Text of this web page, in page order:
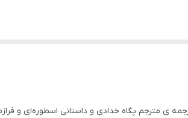
مترجم پگاه خدادی و داستانی اسطوره‌ای و